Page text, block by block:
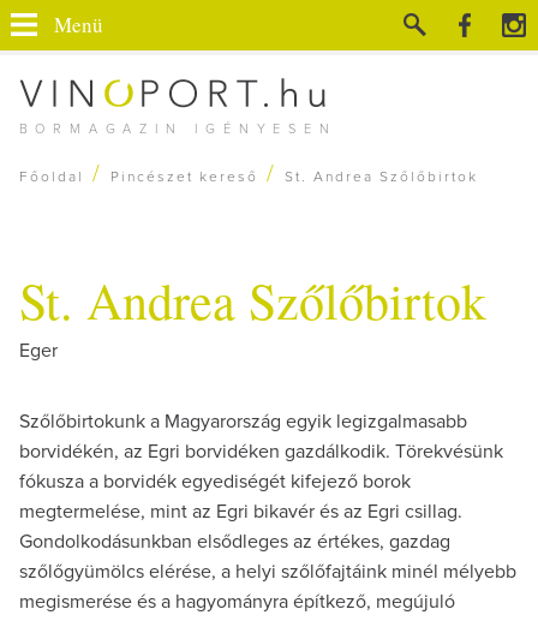
BORMAGAZIN IGÉNYESEN
Menü
Főoldal / Pincészet kereső / St. Andrea Szőlőbirtok
St. Andrea Szőlőbirtok
Eger
Szőlőbirtokunk a Magyarország egyik legizgalmasabb
borvidékén, az Egri borvidéken gazdálkodik. Törekvésünk
fókusza a borvidék egyediségét kifejező borok
megtermelése, mint az Egri bikavér és az Egri csillag.
Gondolkodásunkban elsődleges az értékes, gazdag
szőlőgyümölcs elérése, a helyi szőlőfajtáink minél mélyebb
megismerése és a hagyományra építkező, megújuló